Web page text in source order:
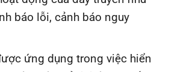
báo lỗi, cảnh báo nguy
ứng dụng trong việc hiển